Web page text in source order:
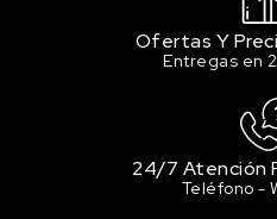
Ofertas Y
Entregas en
24/7 Atención
Teléfono -